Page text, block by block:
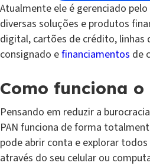
Atualmente ele é gerenciado
diversas soluções e produtos
digital, cartões de crédito, linhas
consignado efinanciamentos de
Como funciona o
Pensando em reduzir a
PAN funciona de forma
pode abrir conta e explorar
através do seu celular ou